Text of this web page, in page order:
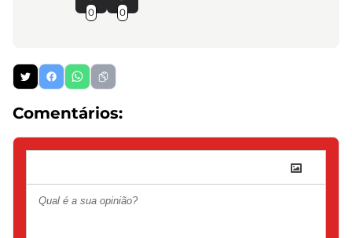
0 0
Comentários: